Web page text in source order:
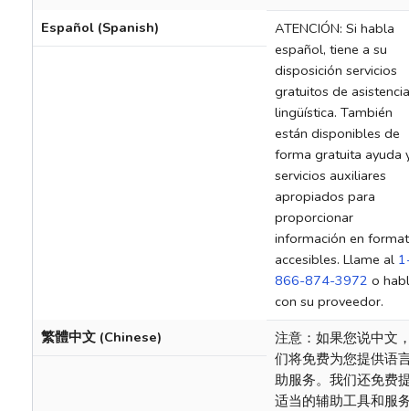
Español (Spanish)
ATENCIÓN: Si habla
español, tiene a su
disposición servicios
gratuitos de asistencia
lingüística. También
están disponibles de
forma gratuita ayuda
servicios auxiliares
apropiados para
proporcionar
información en
accesibles. Llame al
866-874-3972 o
con su proveedor.
繁體中文 (Chinese)
注意：如果您说中文
们将免费为您提供语
助服务。我们还免费
适当的辅助工具和服